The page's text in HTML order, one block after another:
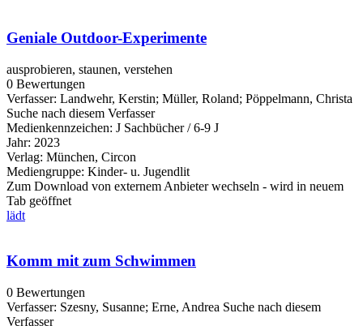
Geniale Outdoor-Experimente
ausprobieren, staunen, verstehen
0 Bewertungen
Verfasser: Landwehr, Kerstin; Müller, Roland; Pöppelmann, Christa
Suche nach diesem Verfasser
Medienkennzeichen: J Sachbücher / 6-9 J
Jahr: 2023
Verlag: München, Circon
Mediengruppe: Kinder- u. Jugendlit
Zum Download von externem Anbieter wechseln - wird in neuem
Tab geöffnet
lädt
Komm mit zum Schwimmen
0 Bewertungen
Verfasser: Szesny, Susanne; Erne, Andrea Suche nach diesem
Verfasser